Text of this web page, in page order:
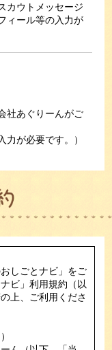
カウトメッセージ
ィール等の入力が
社あぐりーんがご
力が必要です。）
しごとナビ」をご
ビ」利用規約（以
上、ご利用くださ